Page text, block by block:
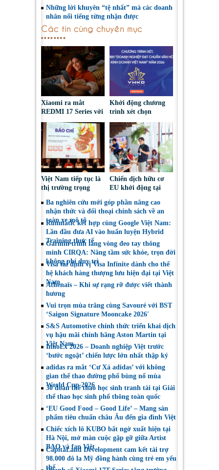
Những lời khuyên “tệ nhất” mà các doanh
nhân nổi tiếng từng nhận được
Các tin cùng chuyên mục
Xiaomi ra mắt
REDMI 17 Series với
pin 7.500mAh, thiết
kế trẻ trung, giá từ
5,5 triệu đồng
Khởi động chương
trình xét chọn
‘Doanh nghiệp đạt
chuẩn Văn hóa Kinh
doanh Việt Nam’
năm 2026
Việt Nam tiếp tục là
thị trường trọng
sản, thực phẩm Ba
Lan
Chiến dịch hữu cơ
EU khởi động tại
người tiêu dùng lựa
chọn sáng suốt
Ba nghiên cứu mới góp phần nâng cao
nhận thức và đối thoại chính sách về an
toàn xe mô tô
Runmatic kết hợp cùng Google Việt Nam:
Lần đầu đưa AI vào huấn luyện Hybrid
Training thực tế
Garmin trình làng vòng đeo tay thông
minh CIRQA: Nâng tầm sức khỏe, trọn đời
không phí duy trì
Visa tái định vị Visa Infinite dành cho thế
hệ khách hàng thượng lưu hiện đại tại Việt
Nam
Athénaïs – Khi sự rạng rỡ được viết thành
hương
Vui trọn mùa trăng cùng Savouré với BST
‘Saigon Signature Mooncake 2026′
S&S Automotive chính thức triển khai dịch
vụ hậu mãi chính hãng Aston Martin tại
Việt Nam
InnoEx 2026 – Doanh nghiệp Việt trước
‘bước ngoặt’ chiến lược lớn nhất thập kỷ
adidas ra mắt ‘Cư Xá adidas’ với không
gian thể thao đường phố bùng nổ mùa
World Cup 2026
30 đoàn thể thao học sinh tranh tài tại Giải
thể thao học sinh phổ thông toàn quốc
‘EU Good Food – Good Life’ – Mang sản
phẩm tiêu chuẩn châu Âu đến gia đình Việt
Chiếc xích lô KUBO bất ngờ xuất hiện tại
Hà Nội, mở màn cuộc gặp gỡ giữa Artist
BAO và fan Việt
CapitaLand Development cam kết tài trợ
98.000 đô la Mỹ đồng hành cùng trẻ em yếu
thế